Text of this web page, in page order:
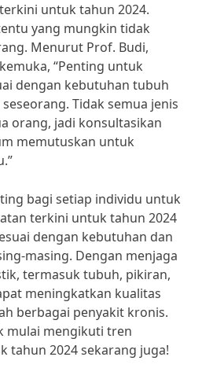
untuk tahun 2024.
yang mungkin tidak
Menurut Prof. Budi,
“Penting untuk
dengan kebutuhan tubuh
Tidak semua jenis
orang, jadi konsultasikan
memutuskan untuk
bagi setiap individu untuk
terkini untuk tahun 2024
dengan kebutuhan dan
masing. Dengan menjaga
termasuk tubuh, pikiran,
meningkatkan kualitas
berbagai penyakit kronis.
mulai mengikuti tren
tahun 2024 sekarang juga!